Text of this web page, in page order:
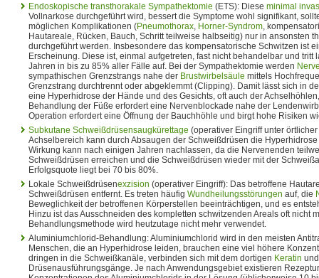
Endoskopische transthorakale Sympathektomie (ETS): Diese minimal
Vollnarkose durchgeführt wird, bessert die Symptome wohl signifikant,
möglichen Komplikationen (Pneumothorax, Horner-Syndrom,
Hautareale, Rücken, Bauch, Schritt teilweise halbseitig) nur in ansonsten
durchgeführt werden. Insbesondere das kompensatorische Schwitzen ist
Erscheinung. Diese ist, einmal aufgetreten, fast nicht behandelbar und tritt
Jahren in bis zu 85% aller Fälle auf. Bei der Sympathektomie werden
sympathischen Grenzstrangs nahe der Brustwirbelsäule mittels
Grenzstrang durchtrennt oder abgeklemmt (Clipping). Damit lässt sich in
eine Hyperhidrose der Hände und des Gesichts, oft auch der
Behandlung der Füße erfordert eine Nervenblockade nahe der
Operation erfordert eine Öffnung der Bauchhöhle und birgt hohe Risiken
Subkutane Schweißdrüsensaugkürettage (operativer Eingriff unter
Achselbereich kann durch Absaugen der Schweißdrüsen die
Wirkung kann nach einigen Jahren nachlassen, da die Nervenenden
Schweißdrüsen erreichen und die Schweißdrüsen wieder mit der
Erfolgsquote liegt bei 70 bis 80%.
Lokale Schweißdrüsenexzision (operativer Eingriff): Das betroffene
Schweißdrüsen entfernt. Es treten häufig Wundheilungsstörungen auf, die
Beweglichkeit der betroffenen Körperstellen beeinträchtigen, und es
Hinzu ist das Ausschneiden des kompletten schwitzenden Areals oft nicht
Behandlungsmethode wird heutzutage nicht mehr verwendet.
Aluminiumchlorid-Behandlung: Aluminiumchlorid wird in den meisten
Menschen, die an Hyperhidrose leiden, brauchen eine viel höhere
dringen in die Schweißkanäle, verbinden sich mit dem dortigen Keratin
Drüsenausführungsgänge. Je nach Anwendungsgebiet existieren